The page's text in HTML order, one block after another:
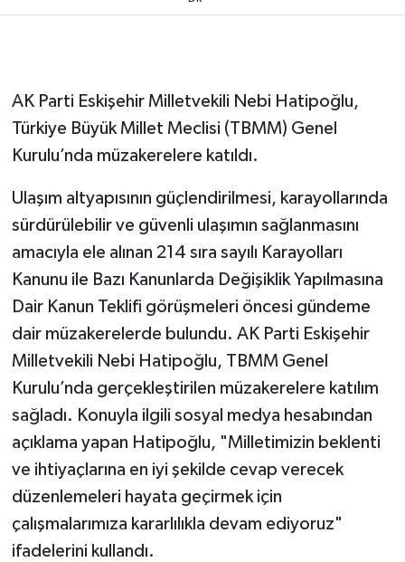
AK Parti Eskişehir Milletvekili Nebi Hatipoğlu,
Türkiye Büyük Millet Meclisi (TBMM) Genel
Kurulu’nda müzakerelere katıldı.
Ulaşım altyapısının güçlendirilmesi, karayollarında
sürdürülebilir ve güvenli ulaşımın sağlanmasını
amacıyla ele alınan 214 sıra sayılı Karayolları
Kanunu ile Bazı Kanunlarda Değişiklik Yapılmasına
Dair Kanun Teklifi görüşmeleri öncesi gündeme
dair müzakerelerde bulundu. AK Parti Eskişehir
Milletvekili Nebi Hatipoğlu, TBMM Genel
Kurulu’nda gerçekleştirilen müzakerelere katılım
sağladı. Konuyla ilgili sosyal medya hesabından
açıklama yapan Hatipoğlu, "Milletimizin beklenti
ve ihtiyaçlarına en iyi şekilde cevap verecek
düzenlemeleri hayata geçirmek için
çalışmalarımıza kararlılıkla devam ediyoruz"
ifadelerini kullandı.